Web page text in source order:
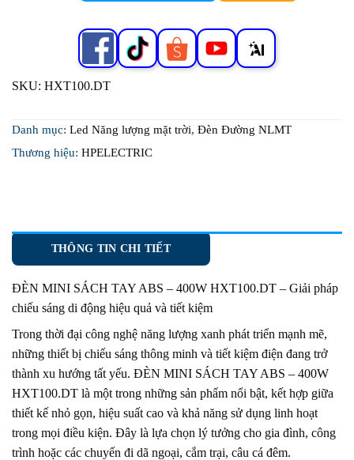
SKU: HXT100.DT
Danh mục: Led Năng lượng mặt trời, Đèn Đường NLMT
Thương hiệu: HPELECTRIC
THÔNG TIN CHI TIẾT
ĐÈN MINI SÁCH TAY ABS – 400W HXT100.DT – Giải pháp
chiếu sáng di động hiệu quả và tiết kiệm
Trong thời đại công nghệ năng lượng xanh phát triển mạnh mẽ,
những thiết bị chiếu sáng thông minh và tiết kiệm điện đang trở
thành xu hướng tất yếu. ĐÈN MINI SÁCH TAY ABS – 400W
HXT100.DT là một trong những sản phẩm nổi bật, kết hợp giữa
thiết kế nhỏ gọn, hiệu suất cao và khả năng sử dụng linh hoạt
trong mọi điều kiện. Đây là lựa chọn lý tưởng cho gia đình, công
trình hoặc các chuyến đi dã ngoại, cắm trại, câu cá đêm.